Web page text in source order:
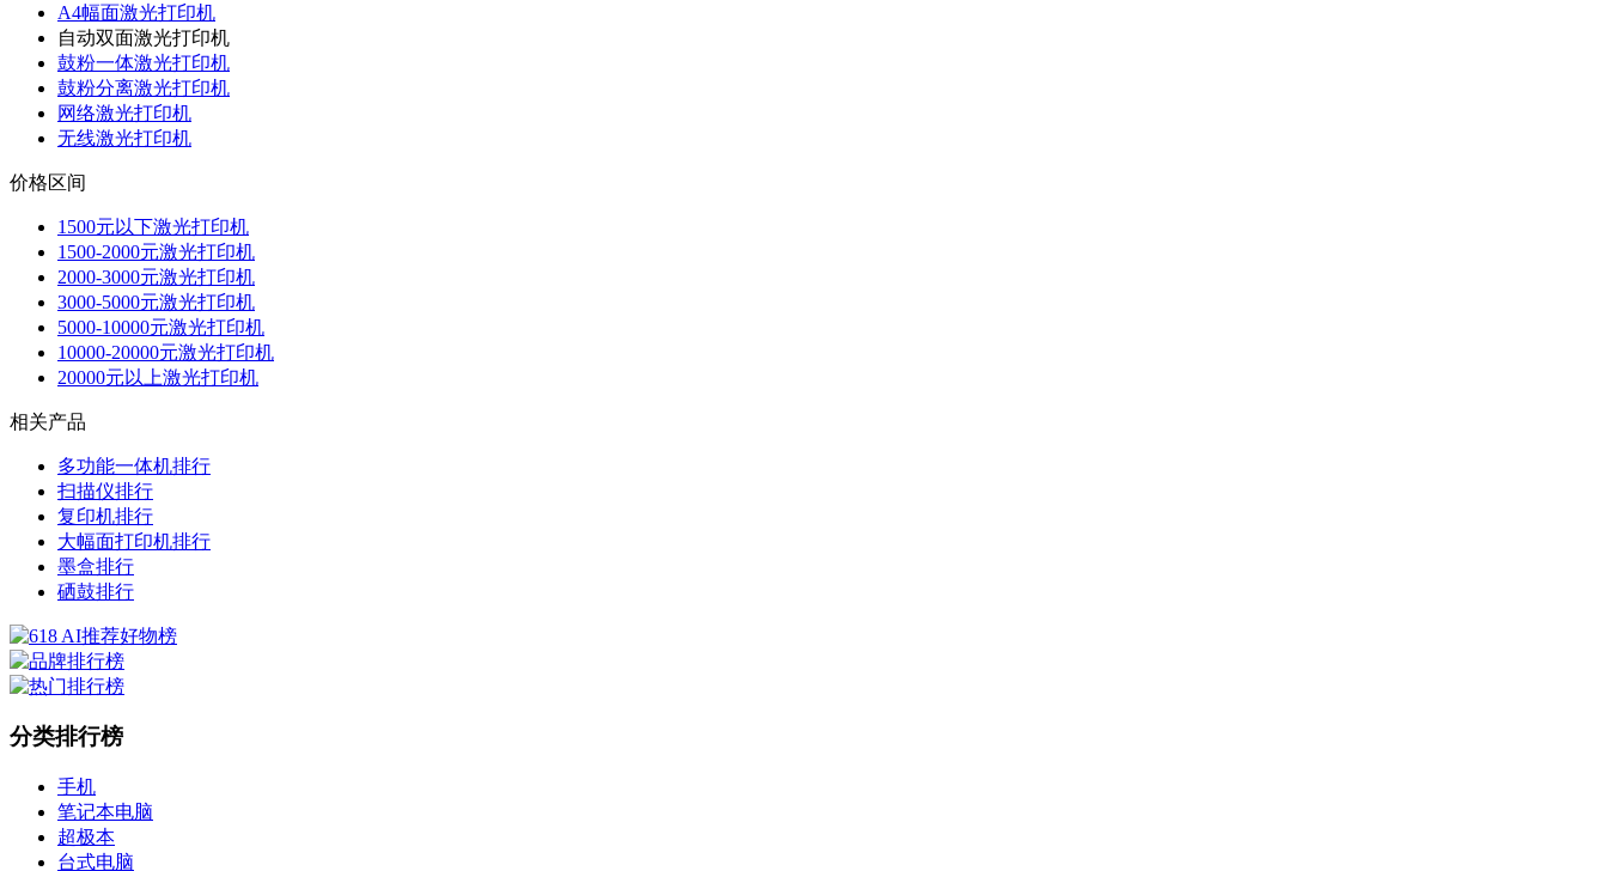
A4幅面激光打印机
自动双面激光打印机
鼓粉一体激光打印机
鼓粉分离激光打印机
网络激光打印机
无线激光打印机
价格区间
1500元以下激光打印机
1500-2000元激光打印机
2000-3000元激光打印机
3000-5000元激光打印机
5000-10000元激光打印机
10000-20000元激光打印机
20000元以上激光打印机
相关产品
多功能一体机排行
扫描仪排行
复印机排行
大幅面打印机排行
墨盒排行
硒鼓排行
分类排行榜
手机
笔记本电脑
超极本
台式电脑